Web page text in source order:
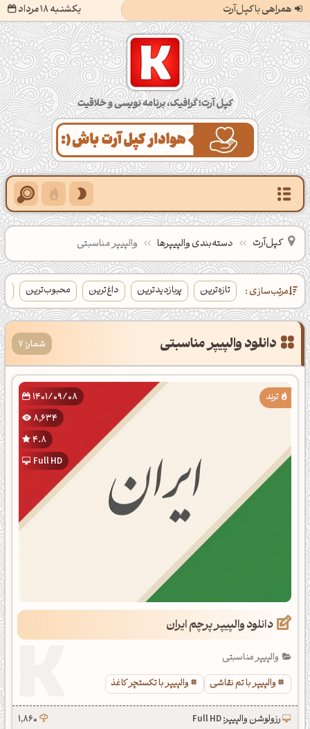
همراهی با کپل‌آرت یکشنبه 18 مرداد
کپل‌آرت؛ گرافیک، برنامه‌نویسی و خلاقیت
کپل‌آرت دسته‌بندی‌ والپیپرها والپیپر مناسبتی
مرتب‌سازی : تازه‌ترین پربازدیدترین داغ‌ترین محبوب‌ترین
دانلود والپیپر مناسبتی شمار: 7
1401/09/08
8,634
4.8
Full HD
دانلود والپیپر پرچم ایران
والپیپر مناسبتی
والپیپر با تم نقاشی
والپیپر با تکستچر کاغذ
رزولوشن والپیپر: Full HD 1,860